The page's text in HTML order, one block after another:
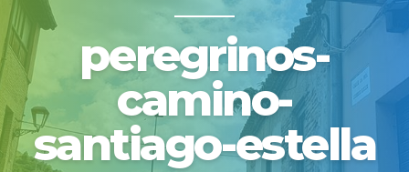
peregrinos-
camino-
santiago-estella